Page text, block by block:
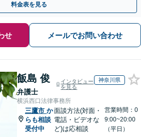
料金表を見る
せ メールでお問い合わせ
飯島 俊
弁護士
インタビュー
を見る
神奈川県
横浜西口法律事務所
三鷹市 か
らも相談
受付中
面談方法(対面・
電話・ビデオな
ど)は応相談
営業時間：0
9:00~20:00
（平日）